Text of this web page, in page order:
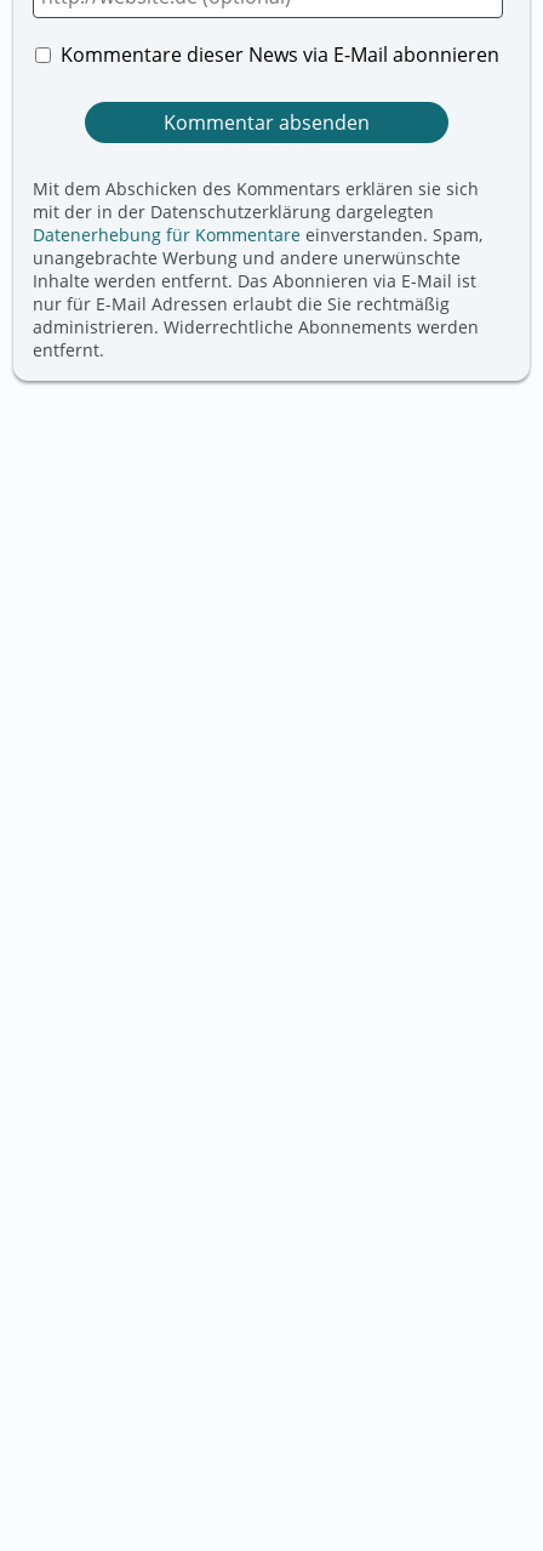
Kommentare dieser News via E-Mail abonnieren
Mit dem Abschicken des Kommentars erklären sie sich
mit der in der Datenschutzerklärung dargelegten
Datenerhebung für Kommentare einverstanden. Spam,
unangebrachte Werbung und andere unerwünschte
Inhalte werden entfernt. Das Abonnieren via E-Mail ist
nur für E-Mail Adressen erlaubt die Sie rechtmäßig
administrieren. Widerrechtliche Abonnements werden
entfernt.